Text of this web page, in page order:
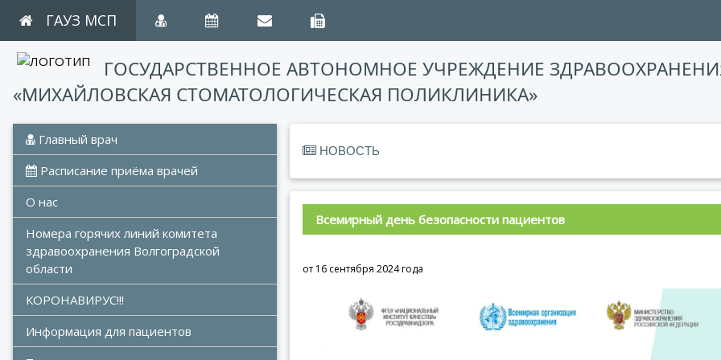
ГАУЗ МСП
ГОСУДАРСТВЕННОЕ АВТОНОМНОЕ УЧРЕЖДЕНИЕ
«МИХАЙЛОВСКАЯ СТОМАТОЛОГИЧЕСКАЯ ПОЛИКЛИНИКА»
Главный врач
Расписание приёма врачей
О нас
Номера горячих линий комитета
здравоохранения Волгоградской
области
КОРОНАВИРУС!!!
Информация для пациентов
НОВОСТЬ
Всемирный день безопасности пациентов
от 16 сентября 2024 года